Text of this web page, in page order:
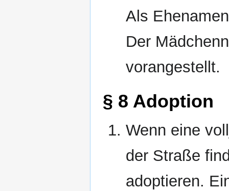
Als
Der
vorangestellt.
§ 8 Adoption
Wenn eine
der Straße
adoptieren.